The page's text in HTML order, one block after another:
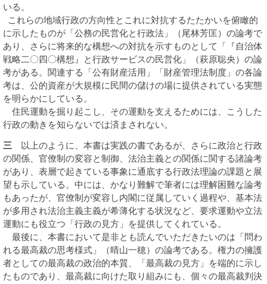
いる。
これらの地域行政の方向性とこれに対抗するたたかいを俯瞰的
に示したものが「公務の民営化と行政法」（尾林芳匡）の論考で
あり、さらに将来的な構想への対抗を示すものとして「『自治体
戦略二〇四〇構想』と行政サービスの民営化」（萩原聡央）の論
考がある。関連する「公有財産活用」「財産管理法制度」の各論
考は、公的資産が大規模に民間の儲けの場に提供されている実態
を明らかにしている。
住民運動を掘り起こし、その運動を支えるためには、こうした
行政の動きを知らないでは済まされない。
三 以上のように、本書は実践の書であるが、さらに政治と行政
の関係、官僚制の変容と制御、法治主義との関係に関する諸論考
があり、表層で起きている事象に通底する行政法理論の課題と展
望も示している。中には、かなり難解で筆者には理解困難な論考
もあったが、官僚制が変容し内閣に従属していく過程や、基本法
が多用され法治主義主義が希薄化する状況など、要求運動や立法
運動にも役立つ「行政の見方」を提供してくれている。
最後に、本書において是非とも読んでいただきたいのは「問わ
れる最高裁の思考様式」（晴山一穂）の論考である。権力の擁護
者としての最高裁の政治的本質、「最高裁の見方」を端的に示し
たものであり、最高裁に向けた取り組みにも、個々の最高裁判決